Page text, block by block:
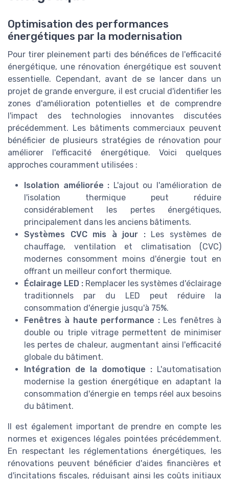
Optimisation des performances
énergétiques par la modernisation
Pour tirer pleinement parti des bénéfices de l'efficacité
énergétique, une rénovation énergétique est souvent
essentielle. Cependant, avant de se lancer dans un
projet de grande envergure, il est crucial d'identifier les
zones d'amélioration potentielles et de comprendre
l'impact des technologies innovantes discutées
précédemment. Les bâtiments commerciaux peuvent
bénéficier de plusieurs stratégies de rénovation pour
améliorer l'efficacité énergétique. Voici quelques
approches couramment utilisées :
Isolation améliorée : L'ajout ou l'amélioration de
l'isolation thermique peut réduire
considérablement les pertes énergétiques,
principalement dans les anciens bâtiments.
Systèmes CVC mis à jour :Les systèmes de
chauffage, ventilation et climatisation (CVC)
modernes consomment moins d'énergie tout en
offrant un meilleur confort thermique.
Éclairage LED : Remplacer les systèmes d'éclairage
traditionnels par du LED peut réduire la
consommation d'énergie jusqu'à 75%.
Fenêtres à haute performance :Les fenêtres à
double ou triple vitrage permettent de minimiser
les pertes de chaleur, augmentant ainsi l'efficacité
globale du bâtiment.
Intégration de la domotique : L'automatisation
modernise la gestion énergétique en adaptant la
consommation d'énergie en temps réel aux besoins
du bâtiment.
Il est également important de prendre en compte les
normes et exigences légales pointées précédemment.
En respectant les réglementations énergétiques, les
rénovations peuvent bénéficier d'aides financières et
d'incitations fiscales, réduisant ainsi les coûts initiaux